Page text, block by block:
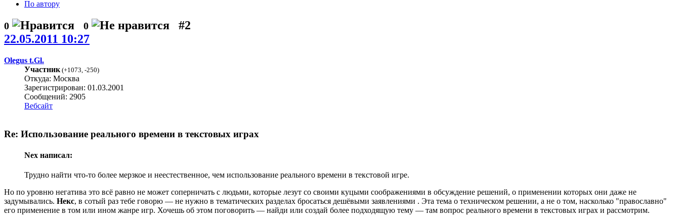
По автору
0 0
#2
22.05.2011 10:27
Olegus t.Gl.
Участник (+1073 -250)
Откуда: Москва
Зарегистрирован: 01.03.2001
Сообщений: 2905
Вебсайт
Re: Использование реального времени в текстовых играх
Nex написал:
Трудно найти что-то более мерзкое и неестественное, чем использование реального времени в текстовой игре.
Но по уровню негатива это всё равно не может соперничать с людьми, которые лезут со своими куцыми соображениями в обсуждение решений, о применении которых они даже не
задумывались. Некс, в сотый раз тебе говорю — не нужно в тематических разделах бросаться дешёвыми заявлениями . Эта тема о техническом решении, а не о том, насколько "православно"
его применение в том или ином жанре игр. Хочешь об этом поговорить — найди или создай более подходящую тему — там вопрос реального времени в текстовых играх и рассмотрим.